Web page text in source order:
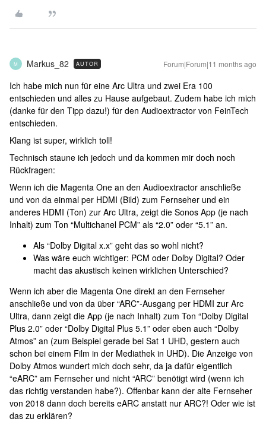
M Markus_82 AUTOR Forum|Forum|11 months ago
Ich habe mich nun für eine Arc Ultra und zwei Era 100
entschieden und alles zu Hause aufgebaut. Zudem habe ich mich
(danke für den Tipp dazu!) für den Audioextractor von FeinTech
entschieden.
Klang ist super, wirklich toll!
Technisch staune ich jedoch und da kommen mir doch noch
Rückfragen:
Wenn ich die Magenta One an den Audioextractor anschließe
und von da einmal per HDMI (Bild) zum Fernseher und ein
anderes HDMI (Ton) zur Arc Ultra, zeigt die Sonos App (je nach
Inhalt) zum Ton “Multichanel PCM” als “2.0” oder “5.1” an.
Als “Dolby Digital x.x” geht das so wohl nicht?
Was wäre euch wichtiger: PCM oder Dolby Digital? Oder
macht das akustisch keinen wirklichen Unterschied?
Wenn ich aber die Magenta One direkt an den Fernseher
anschließe und von da über “ARC”-Ausgang per HDMI zur Arc
Ultra, dann zeigt die App (je nach Inhalt) zum Ton “Dolby Digital
Plus 2.0” oder “Dolby Digital Plus 5.1” oder eben auch “Dolby
Atmos” an (zum Beispiel gerade bei Sat 1 UHD, gestern auch
schon bei einem Film in der Mediathek in UHD). Die Anzeige von
Dolby Atmos wundert mich doch sehr, da ja dafür eigentlich
“eARC” am Fernseher und nicht “ARC” benötigt wird (wenn ich
das richtig verstanden habe?). Offenbar kann der alte Fernseher
von 2018 dann doch bereits eARC anstatt nur ARC?! Oder wie ist
das zu erklären?